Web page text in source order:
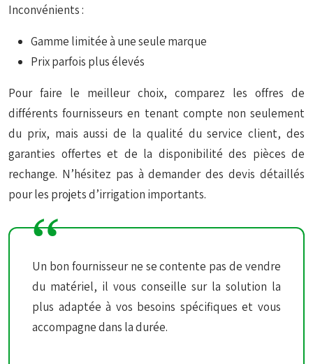
Inconvénients :
Gamme limitée à une seule marque
Prix parfois plus élevés
Pour faire le meilleur choix, comparez les offres de
différents fournisseurs en tenant compte non seulement
du prix, mais aussi de la qualité du service client, des
garanties offertes et de la disponibilité des pièces de
rechange. N’hésitez pas à demander des devis détaillés
pour les projets d’irrigation importants.
Un bon fournisseur ne se contente pas de vendre
du matériel, il vous conseille sur la solution la
plus adaptée à vos besoins spécifiques et vous
accompagne dans la durée.